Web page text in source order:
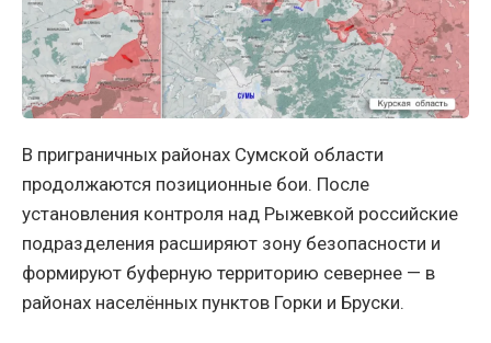
В приграничных районах Сумской области
продолжаются позиционные бои. После
установления контроля над Рыжевкой российские
подразделения расширяют зону безопасности и
формируют буферную территорию севернее — в
районах населённых пунктов Горки и Бруски.